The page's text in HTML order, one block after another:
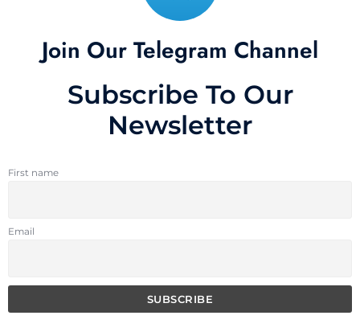
Join Our Telegram Channel
Subscribe To Our
Newsletter
First name
Email